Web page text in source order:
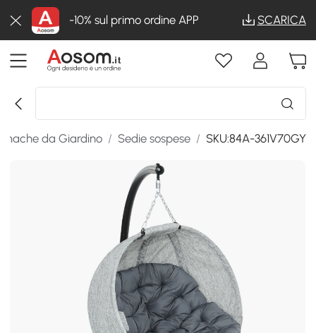
-10% sul primo ordine APP SCARICA
da Giardino / Sedie sospese / SKU:84A-361V70GY